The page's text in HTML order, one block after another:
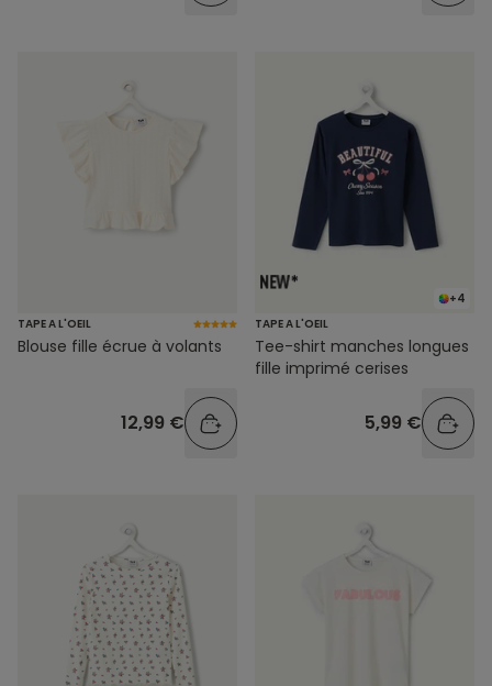
TAPE A L'OEIL
Blouse fille écrue à volants
12,99 €
+4
TAPE A L'OEIL
Tee-shirt manches longues
fille imprimé cerises
5,99 €